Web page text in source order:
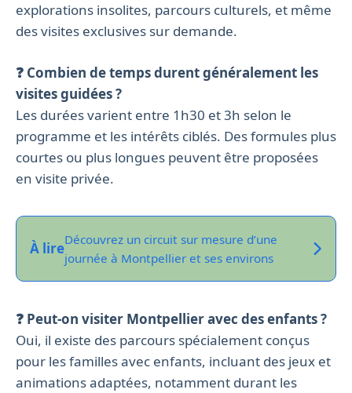
explorations insolites, parcours culturels, et même
des visites exclusives sur demande.
❓ Combien de temps durent généralement les
visites guidées ?
Les durées varient entre 1h30 et 3h selon le
programme et les intérêts ciblés. Des formules plus
courtes ou plus longues peuvent être proposées
en visite privée.
À lire
Découvrez un circuit sur mesure d’une
journée à Montpellier et ses environs
❓ Peut-on visiter Montpellier avec des enfants ?
Oui, il existe des parcours spécialement conçus
pour les familles avec enfants, incluant des jeux et
animations adaptées, notamment durant les